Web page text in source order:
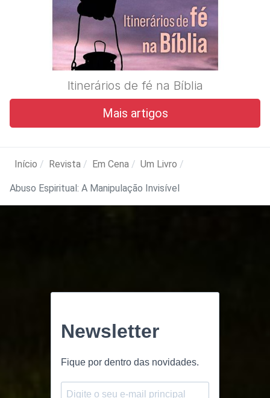
Itinerários de fé na Bíblia
Mais artigos
Início Revista Em Cena Um Livro
Abuso Espiritual: A Manipulação Invisível